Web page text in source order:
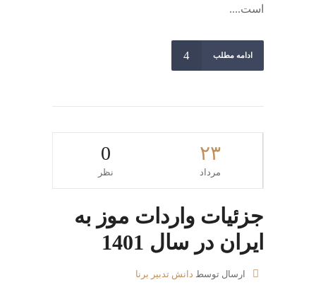
است....
ادامه مطلب
۲۳
مرداد
0
نظر
جزئیات واردات موز به
ایران در سال 1401
ارسال توسط دانش تدبیر برنا